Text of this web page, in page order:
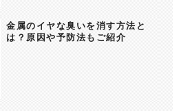
金属のイヤな臭いを消す方法と
は？原因や予防法もご紹介